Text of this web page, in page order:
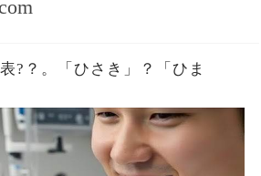
?？。「ひさき」？「ひま